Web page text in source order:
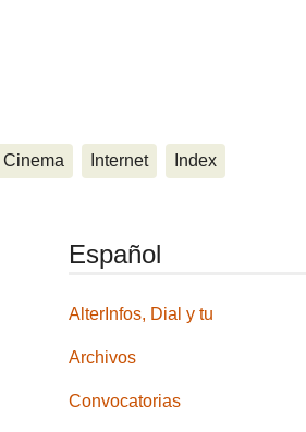
Cinema Internet Index
Español
AlterInfos, Dial y tu
Archivos
Convocatorias